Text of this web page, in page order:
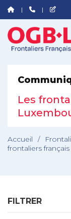
Les
Accueil /
frontaliers français
FILTRER